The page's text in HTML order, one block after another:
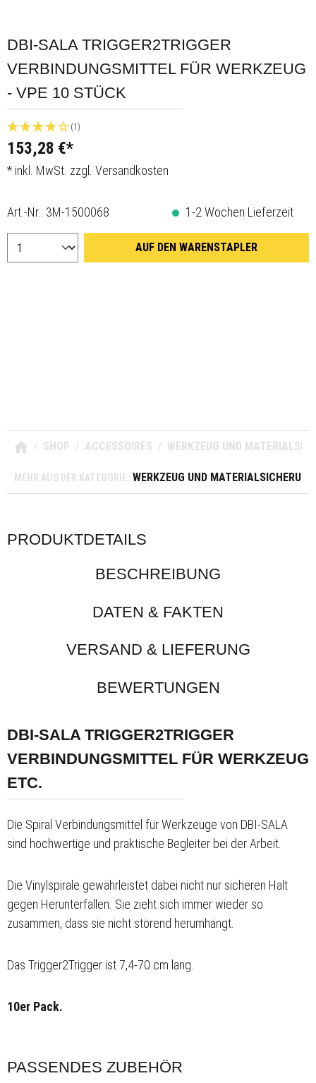
DBI-SALA TRIGGER2TRIGGER
VERBINDUNGSMITTEL FÜR WERKZEUG
- VPE 10 STÜCK
(1)
153,28 €*
* inkl. MwSt. zzgl. Versandkosten
Art.-Nr.: 3M-1500068 1-2 Wochen Lieferzeit
AUF DEN WARENSTAPLER
/ SHOP / ACCESSOIRES / WERKZEUG UND
MEHR AUS DER KATEGORIE: WERKZEUG UND MATERIALSICHERUNG
PRODUKTDETAILS
BESCHREIBUNG
DATEN & FAKTEN
VERSAND & LIEFERUNG
BEWERTUNGEN
DBI-SALA TRIGGER2TRIGGER
VERBINDUNGSMITTEL FÜR WERKZEUG
ETC.
Die Spiral Verbindungsmittel für Werkzeuge von DBI-SALA
sind hochwertige und praktische Begleiter bei der Arbeit.
Die Vinylspirale gewährleistet dabei nicht nur sicheren Halt
gegen Herunterfallen. Sie zieht sich immer wieder so
zusammen, dass sie nicht störend herumhängt.
Das Trigger2Trigger ist 7,4-70 cm lang.
10er Pack.
PASSENDES ZUBEHÖR